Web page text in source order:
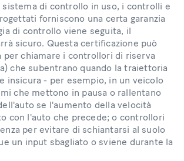
sistema di controllo in uso, i controlli e
forniscono una certa garanzia
di controllo viene seguita, il
sicuro. Questa certificazione può
per chiamare i controllori di riserva
che subentrano quando la traiettoria
insicura - per esempio, in un veicolo
che mettono in pausa o rallentano
se l'aumento della velocità
con l'auto che precede; o controllori
per evitare di schiantarsi al suolo
un input sbagliato o sviene durante la